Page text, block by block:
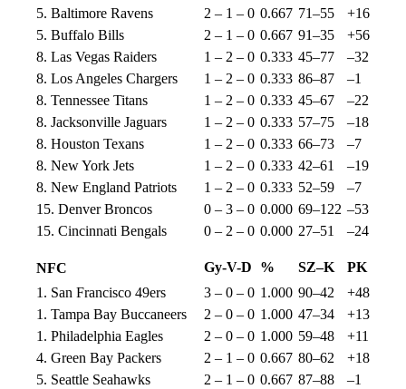
5. Baltimore Ravens
2 – 1 – 0 0.667 71–55
+16
5. Buffalo Bills
2 – 1 – 0 0.667 91–35
+56
8. Las Vegas Raiders
1 – 2 – 0 0.333 45–77
–32
8. Los Angeles Chargers
1 – 2 – 0 0.333 86–87
–1
8. Tennessee Titans
1 – 2 – 0 0.333 45–67
–22
8. Jacksonville Jaguars
1 – 2 – 0 0.333 57–75
–18
8. Houston Texans
1 – 2 – 0 0.333 66–73
–7
8. New York Jets
1 – 2 – 0 0.333 42–61
–19
8. New England Patriots
1 – 2 – 0 0.333 52–59
–7
15. Denver Broncos
0 – 3 – 0 0.000 69–122 –53
15. Cincinnati Bengals
0 – 2 – 0 0.000 27–51 –24
NFC Gy-V-D % SZ–K
PK
1. San Francisco 49ers
3 – 0 – 0 1.000 90–42
+48
1. Tampa Bay Buccaneers
2 – 0 – 0 1.000 47–34
+13
1. Philadelphia Eagles
2 – 0 – 0 1.000 59–48
+11
4. Green Bay Packers
2 – 1 – 0 0.667 80–62
+18
5. Seattle Seahawks
2 – 1 – 0 0.667 87–88
–1